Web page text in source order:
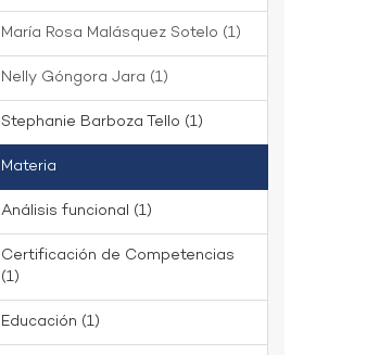
María Rosa Malásquez Sotelo (1)
Nelly Góngora Jara (1)
Stephanie Barboza Tello (1)
Materia
Análisis funcional (1)
Certificación de Competencias
(1)
Educación (1)